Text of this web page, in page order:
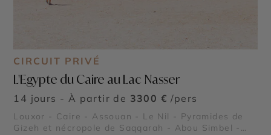
CIRCUIT PRIVÉ
L'Egypte du Caire au Lac Nasser
14 jours - À partir de 3300 € /pers
Louxor - Caire - Assouan - Le Nil - Pyramides de
Gizeh et nécropole de Saqqarah - Abou Simbel -